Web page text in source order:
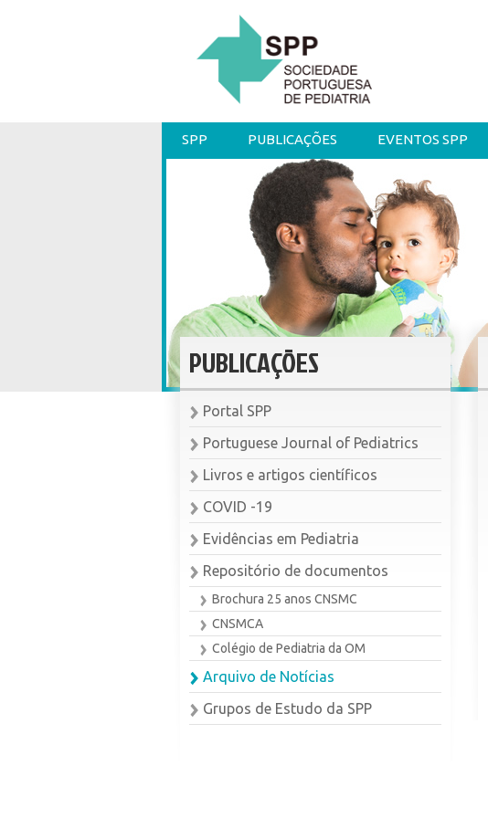
SPP PUBLICAÇÕES EVENTOS SPP
PUBLICAÇÕES
Portal SPP
Portuguese Journal of Pediatrics
Livros e artigos científicos
COVID -19
Evidências em Pediatria
Repositório de documentos
Brochura 25 anos CNSMC
CNSMCA
Colégio de Pediatria da OM
Arquivo de Notícias
Grupos de Estudo da SPP